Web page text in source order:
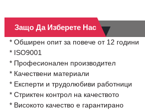
Защо Да Изберете Нас
* Обширен опит за повече от 12 години
* ISO9001
* Професионален производител
* Качествени материали
* Експерти и трудолюбиви работници
* Стриктен контрол на качеството
* Високото качество е гарантирано